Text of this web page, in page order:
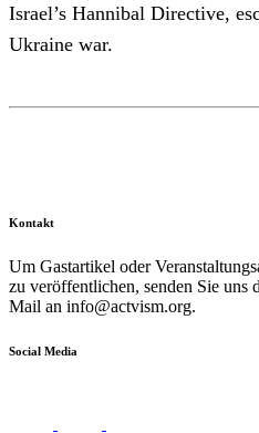
Israel’s Hannibal Directive,
Ukraine war.
Kontakt
Um Gastartikel oder
zu veröffentlichen, senden Sie uns
Mail an info@actvism.org.
Social Media